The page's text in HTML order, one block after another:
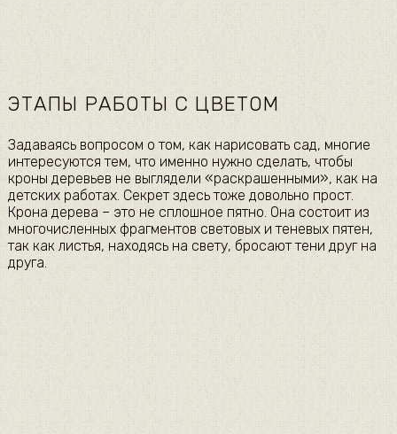
ЭТАПЫ РАБОТЫ С ЦВЕТОМ
Задаваясь вопросом о том, как нарисовать сад, многие
интересуются тем, что именно нужно сделать, чтобы
кроны деревьев не выглядели «раскрашенными», как на
детских работах. Секрет здесь тоже довольно прост.
Крона дерева – это не сплошное пятно. Она состоит из
многочисленных фрагментов световых и теневых пятен,
так как листья, находясь на свету, бросают тени друг на
друга.